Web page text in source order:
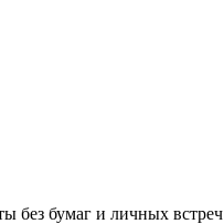
без бумаг и личных встреч